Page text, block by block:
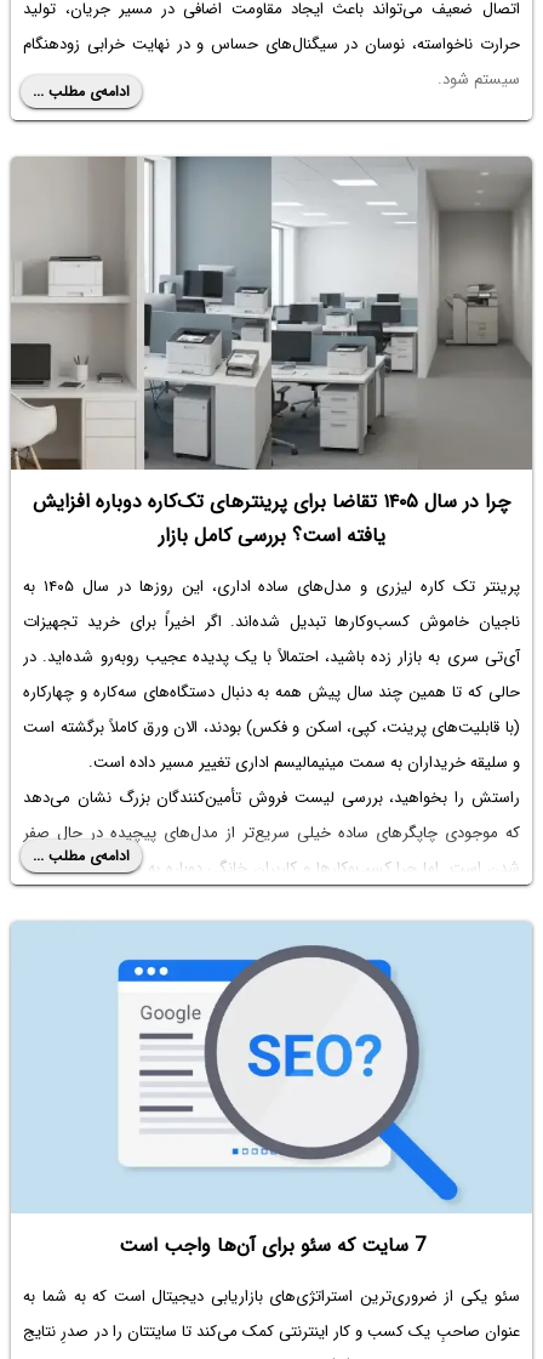
اتصال ضعیف می‌تواند باعث ایجاد مقاومت اضافی در مسیر جریان، تولید
حرارت ناخواسته، نوسان در سیگنال‌های حساس و در نهایت خرابی زودهنگام
سیستم شود.
در بسیاری از موارد، دستگاهی که به ظاهر دچار نقص فنی پیچیده شده، تنها با
اصلاح چند اتصال لحیم معیوب به عملکرد عادی بازمی‌گردد. این موضوع نشان
می‌دهد که کیفیت اتصالات، ستون پنهان پایداری یک مدار است. در این مقاله
به صورت تحلیلی بررسی می‌کنیم که چگونه رعایت اصول صحیح لحیم‌کاری
می‌تواند به افزایش عمر مفید تجهیزات الکترونیکی کمک کند و چه عواملی در
کیفیت یک اتصال لحیم مؤثر هستند.
ادامه‌ی مطلب ...
چرا در سال ۱۴۰۵ تقاضا برای پرینترهای تک‌کاره دوباره افزایش
یافته است؟ بررسی کامل بازار
پرینتر تک کاره لیزری و مدل‌های ساده اداری، این روزها در سال ۱۴۰۵ به
ناجیان خاموش کسب‌وکارها تبدیل شده‌اند. اگر اخیراً برای خرید تجهیزات
آی‌تی سری به بازار زده باشید، احتمالاً با یک پدیده عجیب روبه‌رو شده‌اید. در
حالی که تا همین چند سال پیش همه به دنبال دستگاه‌های سه‌کاره و چهارکاره
(با قابلیت‌های پرینت، کپی، اسکن و فکس) بودند، الان ورق کاملاً برگشته است
و سلیقه خریداران به سمت مینیمالیسم اداری تغییر مسیر داده است.
راستش را بخواهید، بررسی لیست فروش تأمین‌کنندگان بزرگ نشان می‌دهد
که موجودی چاپگرهای ساده خیلی سریع‌تر از مدل‌های پیچیده در حال صفر
شدن است. اما چرا کسب‌وکارها و کاربران خانگی دوباره به «تنظیمات کارخانه»
تأمین، محدودیت‌های وارداتی و «هزینه‌های پنهان» امسال را زیر ذره‌بین
ادامه‌ی مطلب ...
7 سایت که سئو برای آن‌ها واجب است
سئو یکی از ضروری‌ترین استراتژی‌های بازاریابی دیجیتال است که به شما به
عنوان صاحبِ یک کسب و کار اینترنتی کمک می‌کند تا سایتتان را در صدرِ نتایج